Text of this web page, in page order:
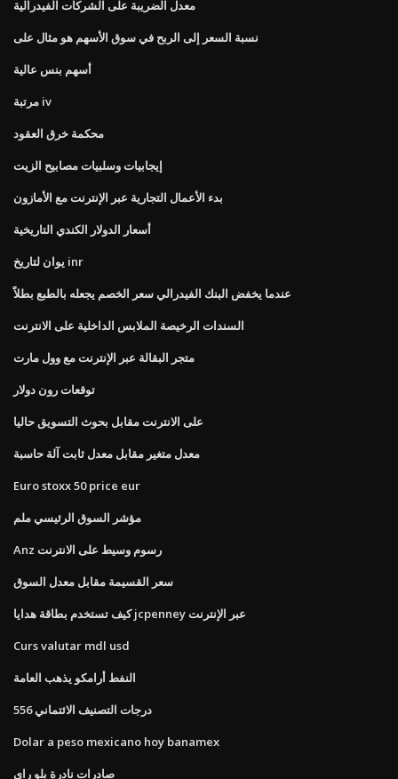
معدل الضريبة على الشركات الفيدرالية
نسبة السعر إلى الربح في سوق الأسهم هو مثال على
أسهم بنس عالية
مرتبة iv
محكمة خرق العقود
إيجابيات وسلبيات مصابيح الزيت
بدء الأعمال التجارية عبر الإنترنت مع الأمازون
أسعار الدولار الكندي التاريخية
يوان لتاريخ inr
عندما يخفض البنك الفيدرالي سعر الخصم يجعله بالطبع بطلاً
السندات الرخيصة الملابس الداخلية على الانترنت
متجر البقالة عبر الإنترنت مع وول مارت
توقعات رون دولار
على الانترنت مقابل بحوث التسويق حاليا
معدل متغير مقابل معدل ثابت آلة حاسبة
Euro stoxx 50 price eur
مؤشر السوق الرئيسي ملم
Anz رسوم وسيط على الانترنت
سعر القسيمة مقابل معدل السوق
كيف تستخدم بطاقة هدايا jcpenney عبر الإنترنت
Curs valutar mdl usd
النفط أرامكو يذهب العامة
درجات التصنيف الائتماني 556
Dolar a peso mexicano hoy banamex
صادرات نادرة بلو راي